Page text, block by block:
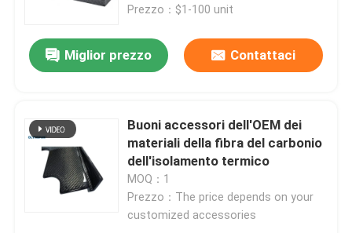
Controllo della qualità
Contattaci
Prezzo：$1-100 unit
Miglior prezzo Contattaci
Buoni accessori dell'OEM dei
materiali della fibra del carbonio
dell'isolamento termico
MOQ：1
Prezzo：The price depends on your
customized accessories